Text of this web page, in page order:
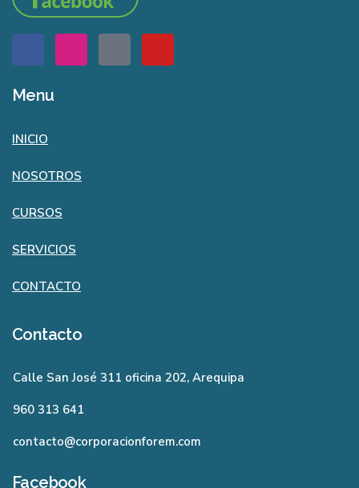
Menu
INICIO
NOSOTROS
CURSOS
SERVICIOS
CONTACTO
Contacto
Calle San José 311 oficina 202, Arequipa
960 313 641
contacto@corporacionforem.com
Facebook